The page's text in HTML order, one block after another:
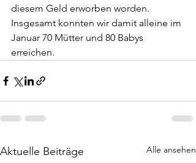
diesem Geld erworben worden.
Insgesamt konnten wir damit alleine im
Januar 70 Mütter und 80 Babys
erreichen.
Aktuelle Beiträge Alle ansehen